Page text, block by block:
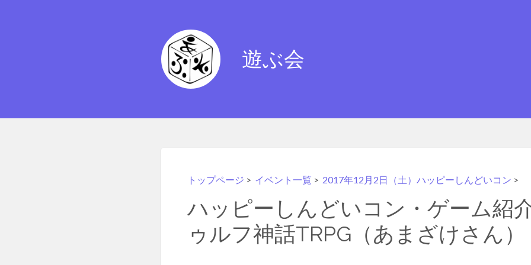
遊ぶ会
トップページ > イベント一覧 > 2017年12月2日（土）ハッピーしんどいコン>
ハッピーしんどいコン・ゲーム紹
ゥルフ神話TRPG（あまざけさん）